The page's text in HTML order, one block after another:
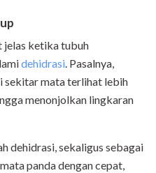
jelas ketika tubuh
dehidrasi . Pasalnya,
sekitar mata terlihat lebih
menonjolkan lingkaran
dehidrasi, sekaligus sebagai
panda dengan cepat,